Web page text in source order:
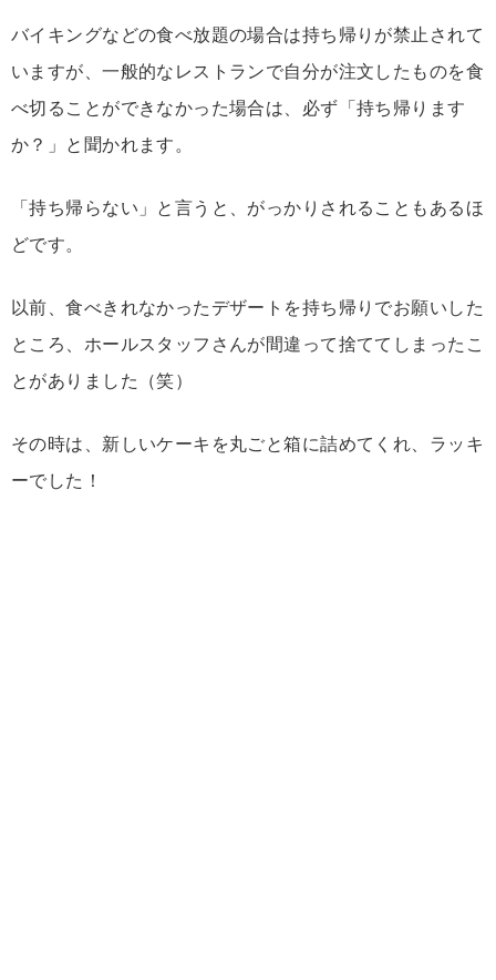
バイキングなどの食べ放題の場合は持ち帰りが禁止されて
いますが、一般的なレストランで自分が注文したものを食
べ切ることができなかった場合は、必ず「持ち帰ります
か？」と聞かれます。
「持ち帰らない」と言うと、がっかりされることもあるほ
どです。
以前、食べきれなかったデザートを持ち帰りでお願いした
ところ、ホールスタッフさんが間違って捨ててしまったこ
とがありました（笑）
その時は、新しいケーキを丸ごと箱に詰めてくれ、ラッキ
ーでした！